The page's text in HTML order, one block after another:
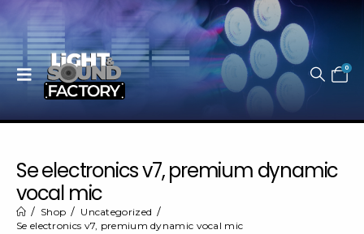
0
Se electronics v7, premium dynamic
vocal mic
Shop
Uncategorized
Se electronics v7, premium dynamic vocal mic